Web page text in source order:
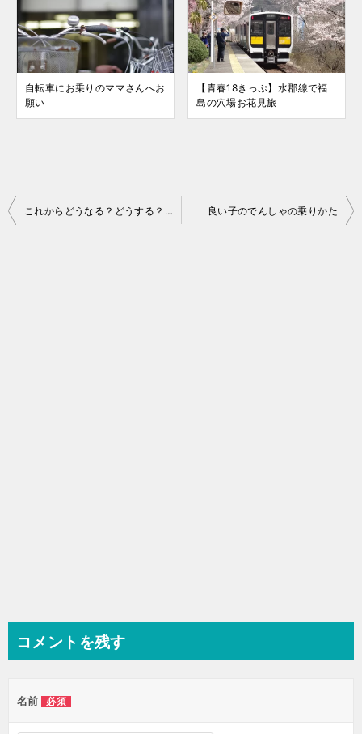
自転車にお乗りのママさんへお
願い
【青春18きっぷ】水郡線で福
島の穴場お花見旅
投
これからどうなる？どうする？JR北海道 良い子のでんしゃの乗りかた
コメントを残す
名前 必須